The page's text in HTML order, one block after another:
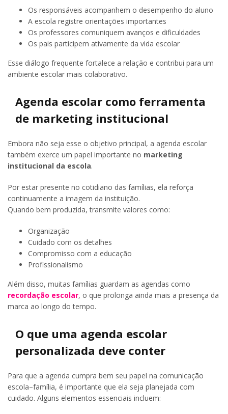
Os responsáveis acompanhem o desempenho do aluno
A escola registre orientações importantes
Os professores comuniquem avanços e dificuldades
Os pais participem ativamente da vida escolar
Esse diálogo frequente fortalece a relação e contribui para um
ambiente escolar mais colaborativo.
Agenda escolar como ferramenta
de marketing institucional
Embora não seja esse o objetivo principal, a agenda escolar
também exerce um papel importante no marketing
institucional da escola.
Por estar presente no cotidiano das famílias, ela reforça
continuamente a imagem da instituição.
Quando bem produzida, transmite valores como:
Organização
Cuidado com os detalhes
Compromisso com a educação
Profissionalismo
Além disso, muitas famílias guardam as agendas como
recordação escolar, o que prolonga ainda mais a presença da
marca ao longo do tempo.
O que uma agenda escolar
personalizada deve conter
Para que a agenda cumpra bem seu papel na comunicação
escola–família, é importante que ela seja planejada com
cuidado. Alguns elementos essenciais incluem: